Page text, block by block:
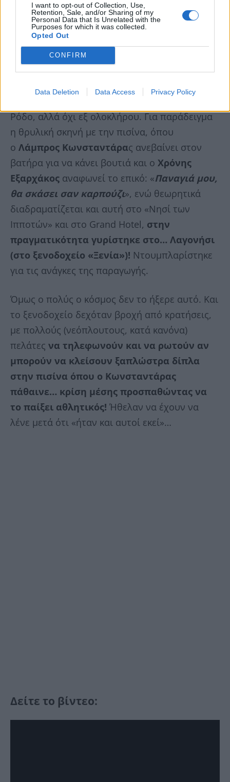
I want to opt-out of Collection, Use,
Retention, Sale, and/or Sharing of my
Personal Data that Is Unrelated with the
Purposes for which it was collected.
Opted Out
CONFIRM
Data Deletion Data Access Privacy Policy
Το «Κάτι Κουρασμένα Παλικάρια» πάτησε
πάνω σε αυτό και το εξέλιξε.
Ρόδο, αλλά όχι εξ ολοκλήρου. Για παράδειγμα
η θρυλική σκηνή με την πισίνα, όπου
ο Λάμπρος Κωνσταντάρας ανεβαίνει στον
βατήρα για να κάνει βουτιά και ο Χρόνης
Εξαρχάκος αναφωνεί το επικό: «Παναγιά μου,
θα σκάσει σαν καρπούζι», ενώ θεωρητικά
διαδραματίζεται και αυτή στο «Νησί των
Ιπποτών» και στο Grand Hotel, στην
πραγματικότητα γυρίστηκε στο… Λαγονήσι
(στο ξενοδοχείο «Ξενία»)! Ντουμπλαρίστηκε
για τις ανάγκες της παραγωγής.
Όμως ο πολύς ο κόσμος δεν το ήξερε αυτό. Και
το ξενοδοχείο δεχόταν βροχή από κρατήσεις,
με πολλούς (νεόπλουτους, κατά κανόνα)
πελάτες να τηλεφωνούν και να ρωτούν αν
μπορούν να κλείσουν ξαπλώστρα δίπλα
στην πισίνα όπου ο Κωνσταντάρας
πάθαινε… κρίση μέσης προσπαθώντας να
το παίξει αθλητικός! Ήθελαν να έχουν να
λένε μετά ότι «ήταν και αυτοί εκεί»…
Δείτε το βίντεο: